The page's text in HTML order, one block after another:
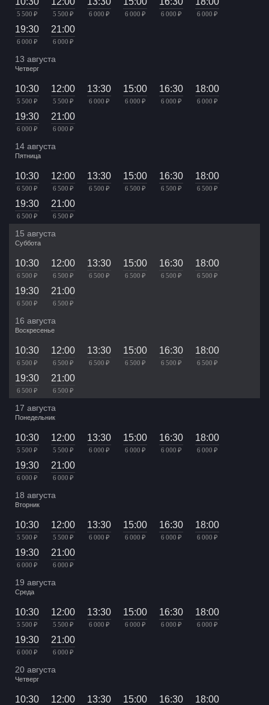
5 500 ₽ 5 500 ₽ 6 000 ₽ 6 000 ₽ 6 000 ₽ 6 000 ₽
19:30
6 000 ₽
21:00
6 000 ₽
13 августа
Четверг
10:30
5 500 ₽
12:00
5 500 ₽
13:30
6 000 ₽
15:00
6 000 ₽
16:30
6 000 ₽
18:00
6 000 ₽
19:30
6 000 ₽
21:00
6 000 ₽
14 августа
Пятница
10:30
6 500 ₽
12:00
6 500 ₽
13:30
6 500 ₽
15:00
6 500 ₽
16:30
6 500 ₽
18:00
6 500 ₽
19:30
6 500 ₽
21:00
6 500 ₽
15 августа
Суббота
10:30
6 500 ₽
12:00
6 500 ₽
13:30
6 500 ₽
15:00
6 500 ₽
16:30
6 500 ₽
18:00
6 500 ₽
19:30
6 500 ₽
21:00
6 500 ₽
16 августа
Воскресенье
10:30
6 500 ₽
12:00
6 500 ₽
13:30
6 500 ₽
15:00
6 500 ₽
16:30
6 500 ₽
18:00
6 500 ₽
19:30
6 500 ₽
21:00
6 500 ₽
17 августа
Понедельник
10:30
5 500 ₽
12:00
5 500 ₽
13:30
6 000 ₽
15:00
6 000 ₽
16:30
6 000 ₽
18:00
6 000 ₽
19:30
6 000 ₽
21:00
6 000 ₽
18 августа
Вторник
10:30
5 500 ₽
12:00
5 500 ₽
13:30
6 000 ₽
15:00
6 000 ₽
16:30
6 000 ₽
18:00
6 000 ₽
19:30
6 000 ₽
21:00
6 000 ₽
19 августа
Среда
10:30
5 500 ₽
12:00
5 500 ₽
13:30
6 000 ₽
15:00
6 000 ₽
16:30
6 000 ₽
18:00
6 000 ₽
19:30
6 000 ₽
21:00
6 000 ₽
20 августа
Четверг
10:30 12:00 13:30 15:00 16:30 18:00